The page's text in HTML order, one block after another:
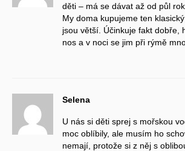
děti – má se dávat až od půl
My doma kupujeme ten
jsou větší. Účinkuje fakt dobře,
nos a v noci se jim při rýmě
Selena
U nás si děti sprej s mořskou
moc oblíbily, ale musím ho
nemají, protože si z něj s